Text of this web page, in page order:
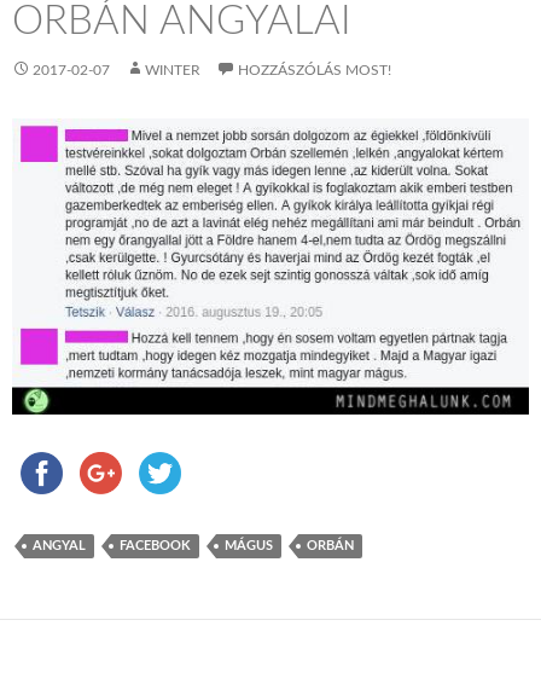
ORBÁN ANGYALAI
2017-02-07 WINTER HOZZÁSZÓLÁS MOST!
ANGYAL FACEBOOK MÁGUS ORBÁN